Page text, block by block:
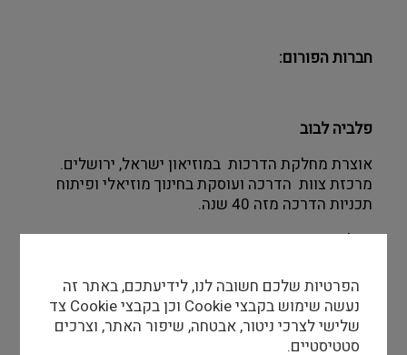
חברות הפורום:
פלביה לבוב
אוצרת מחלקת הדרכות במוזיאון ישראל, ירושלים.
מרכזת צוות הדרכה ועוסקת בחינוך מוזיאלי ופיתוח
תכניות הדרכה מזה 40 שנה.
בעלת תואר שני באמנות עכשווית ותעודת הוראה
רעות פרסטר
הפרטיות שלכם חשובה לנו, לידיעתכם, באתר זה
נעשה שימוש בקבצי Cookie וכן בקבצי Cookie צד
שלישי לצרכי ניטור, אבטחה, שיפור האתר, וצרכים
סטטיסטיים.